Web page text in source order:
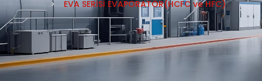
EVA SERİSİ EVAPORATÖR(HCFC ve HFC)